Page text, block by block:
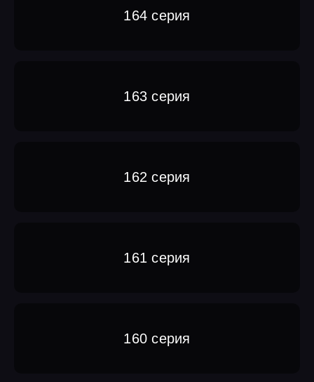
164 серия
163 серия
162 серия
161 серия
160 серия